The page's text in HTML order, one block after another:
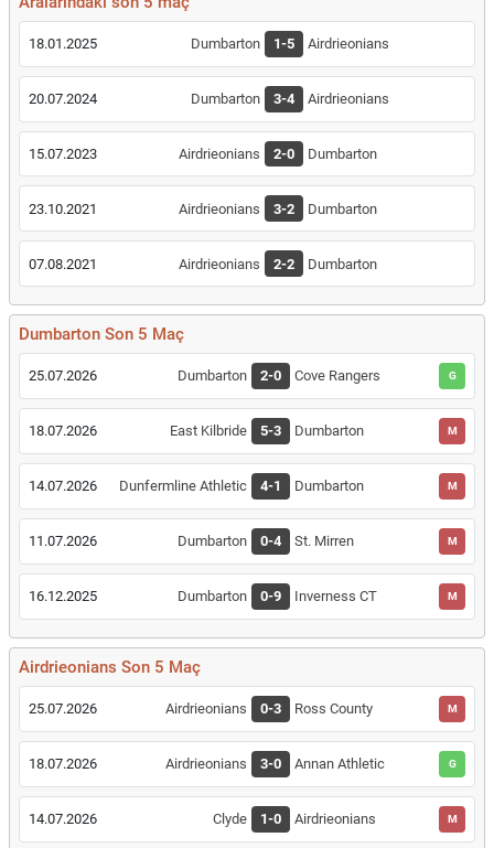
18.01.2025 Dumbarton 1-5 Airdrieonians
20.07.2024 Dumbarton 3-4 Airdrieonians
15.07.2023 Airdrieonians 2-0 Dumbarton
23.10.2021 Airdrieonians 3-2 Dumbarton
07.08.2021 Airdrieonians 2-2 Dumbarton
Dumbarton Son 5 Maç
25.07.2026 Dumbarton 2-0 Cove Rangers G
18.07.2026 East Kilbride 5-3 Dumbarton M
14.07.2026 Dunfermline Athletic 4-1 Dumbarton M
11.07.2026 Dumbarton 0-4 St. Mirren M
16.12.2025 Dumbarton 0-9 Inverness CT M
Airdrieonians Son 5 Maç
25.07.2026 Airdrieonians 0-3 Ross County M
18.07.2026 Airdrieonians 3-0 Annan Athletic G
14.07.2026 Clyde 1-0 Airdrieonians M